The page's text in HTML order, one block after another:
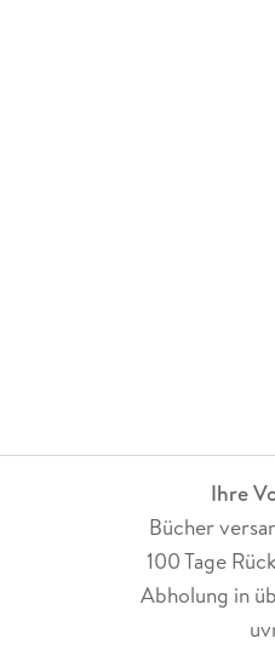
Ihre
Bücher
100 Tage
Abholung in